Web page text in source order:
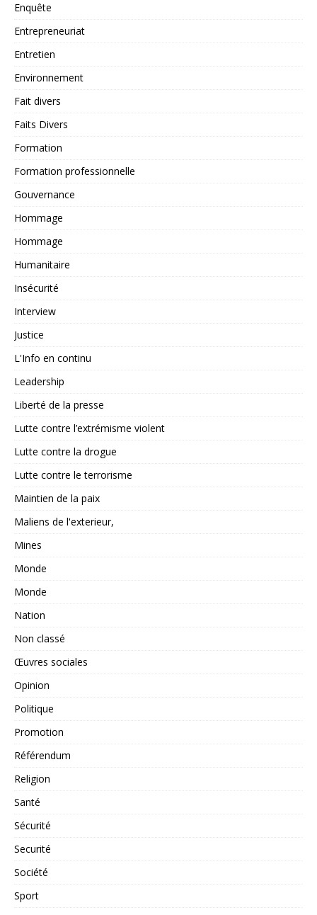
Enquête
Entrepreneuriat
Entretien
Environnement
Fait divers
Faits Divers
Formation
Formation professionnelle
Gouvernance
Hommage
Hommage
Humanitaire
Insécurité
Interview
Justice
L'Info en continu
Leadership
Liberté de la presse
Lutte contre l’extrémisme violent
Lutte contre la drogue
Lutte contre le terrorisme
Maintien de la paix
Maliens de l'exterieur,
Mines
Monde
Monde
Nation
Non classé
Œuvres sociales
Opinion
Politique
Promotion
Référendum
Religion
Santé
Sécurité
Securité
Société
Sport